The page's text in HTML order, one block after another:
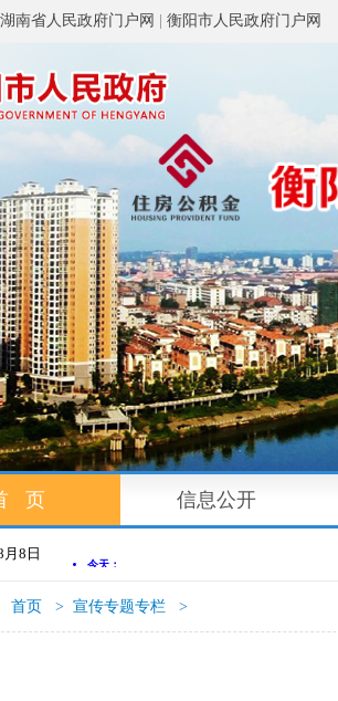
湖南省人民政府门户网 衡阳市人民政府门户网
页 信息公开
8日
首页 > 宣传专题专栏 >